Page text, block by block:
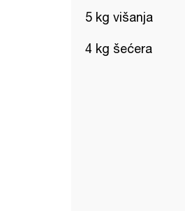
5 kg višanja
4 kg šećera